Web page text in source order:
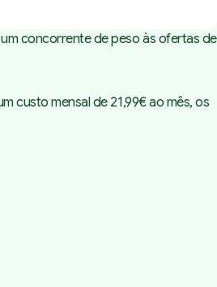
concorrente de peso às ofertas de
custo mensal de 21,99€ ao mês, os